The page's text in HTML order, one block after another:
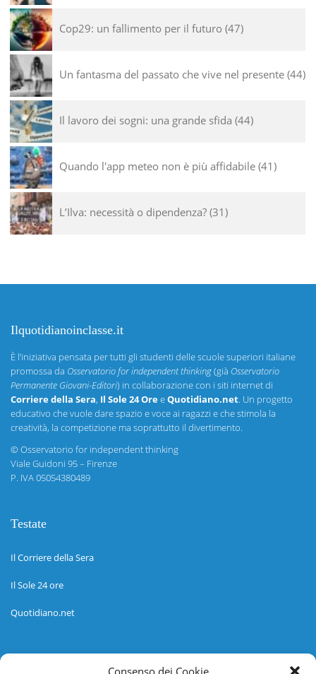
Consenso dei Cookie
Cop29: un fallimento per il futuro 47
Un fantasma del passato che vive nel presente 44
Il lavoro dei sogni: una grande sfida 44
Quando l'app meteo non è più affidabile 41
L’Ilva: necessità o dipendenza? 31
Ilquotidianoinclasse.it
È l’iniziativa pensata per tutti gli studenti delle scuole superiori italiane
promossa da Osservatorio for independent thinking(già Osservatorio
Permanente Giovani-Editori) in collaborazione con i siti internet di
Corriere della Sera, Il Sole 24 OreeQuotidiano.net. Un progetto
educativo che vuole dare spazio e voce ai ragazzi e che stimola la
creatività, la competizione ma soprattutto il divertimento.
©Osservatorio for independent thinking
Viale Guidoni 95 – Firenze
P. IVA 05054380489
Testate
Il Corriere della Sera
Il Sole 24 ore
Quotidiano.net
Informazioni